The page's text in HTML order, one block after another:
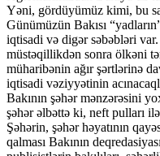
Yəni, gördüyümüz kimi, bu
Günümüzün Bakısı
iqtisadi və digər səbəbləri
müstəqillikdən sonra ölkəni
müharibənin ağır şərtlərinə
iqtisadi vəziyyətinin
Bakının şəhər mənzərəsini
şəhər əlbəttə ki, neft pulları
Şəhərin, şəhər həyatının
qalması Bakının